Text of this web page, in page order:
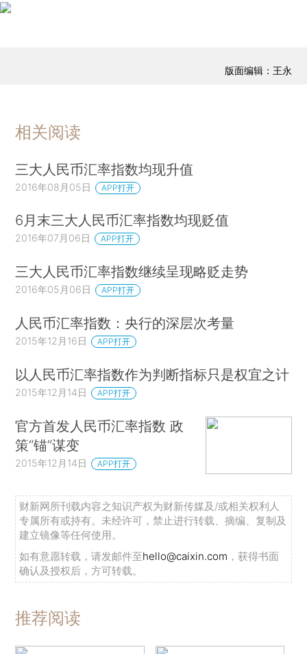
版面编辑：王永
相关阅读
三大人民币汇率指数均现升值
2016年08月05日 APP打开
6月末三大人民币汇率指数均现贬值
2016年07月06日 APP打开
三大人民币汇率指数继续呈现略贬走势
2016年05月06日 APP打开
人民币汇率指数：央行的深层次考量
2015年12月16日 APP打开
以人民币汇率指数作为判断指标只是权宜之计
2015年12月14日 APP打开
官方首发人民币汇率指数 政
策“锚”谋变
2015年12月14日 APP打开
财新网所刊载内容之知识产权为财新传媒及/或相关权利人
专属所有或持有。未经许可，禁止进行转载、摘编、复制及
建立镜像等任何使用。
如有意愿转载，请发邮件至hello@caixin.com ，获得书面
确认及授权后，方可转载。
推荐阅读